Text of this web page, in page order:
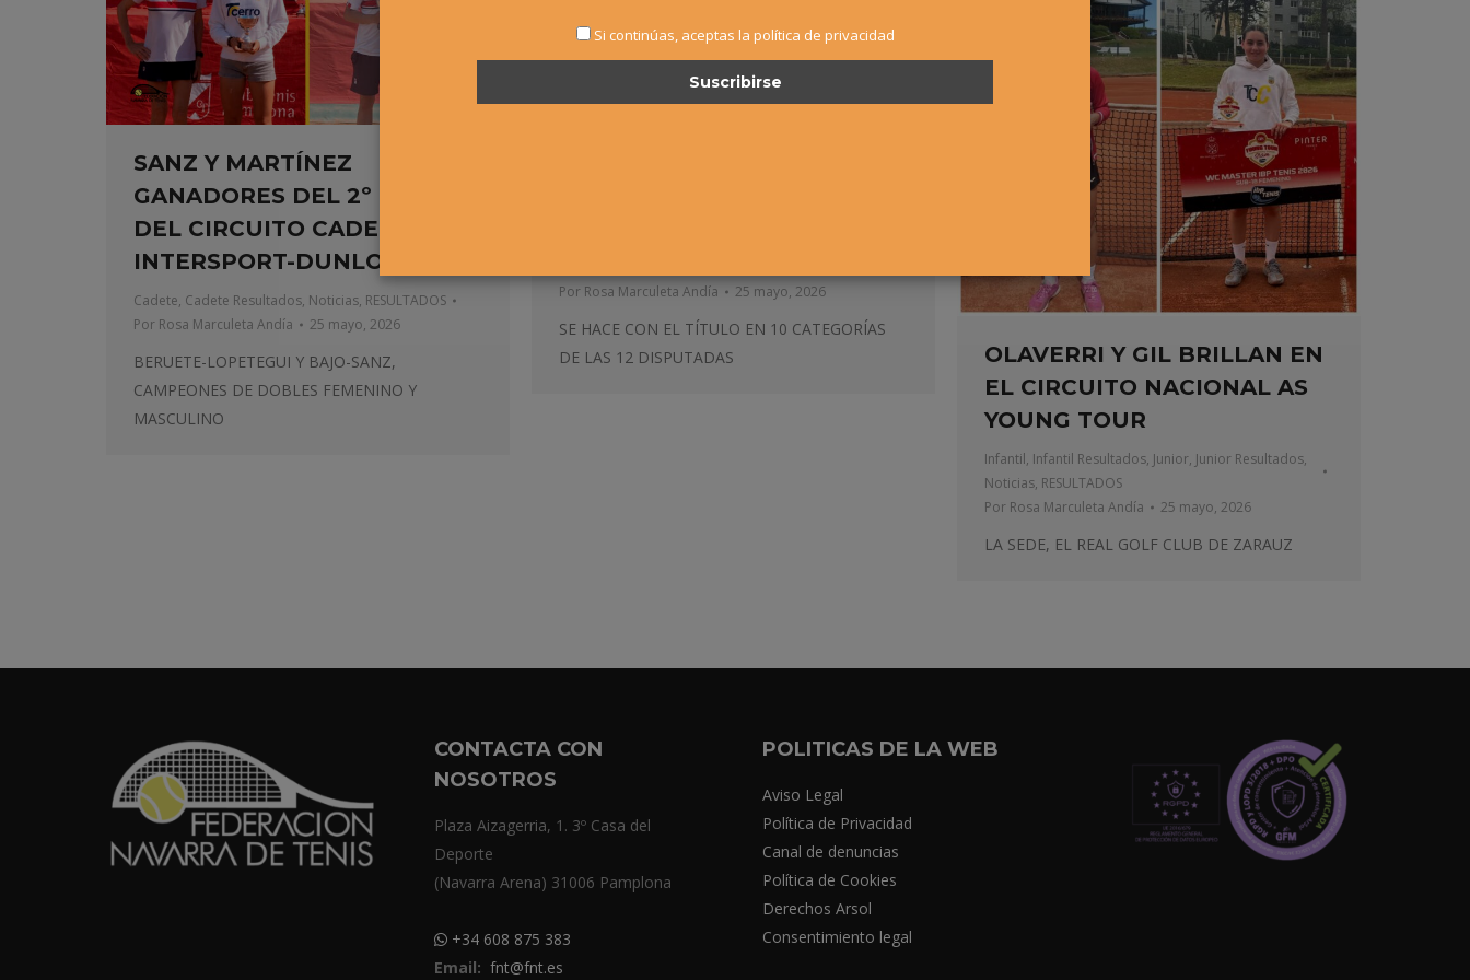
SANZ Y MARTÍNEZ
GANADORES DEL 2º TORNEO
DEL CIRCUITO CADETE
INTERSPORT-DUNLOP
Cadete, Cadete Resultados, Noticias, RESULTADOS
Por Rosa Marculeta Andía 25 mayo, 2026
BERUETE-LOPETEGUI Y BAJO-SANZ,
CAMPEONES DE DOBLES FEMENINO Y
MASCULINO
Por Rosa Marculeta Andía 25 mayo, 2026
SE HACE CON EL TÍTULO EN 10 CATEGORÍAS
DE LAS 12 DISPUTADAS
OLAVERRI Y GIL BRILLAN EN
EL CIRCUITO NACIONAL AS
YOUNG TOUR
Infantil, Infantil Resultados, Junior, Junior Resultados,
Noticias, RESULTADOS
Por Rosa Marculeta Andía 25 mayo, 2026
LA SEDE, EL REAL GOLF CLUB DE ZARAUZ
CONTACTA CON
NOSOTROS
Plaza Aizagerria, 1. 3º Casa del
Deporte
(Navarra Arena) 31006 Pamplona
+34 608 875 383
Email: fnt@fnt.es
POLITICAS DE LA WEB
Aviso Legal
Política de Privacidad
Canal de denuncias
Política de Cookies
Derechos Arsol
Consentimiento legal
Si continúas, aceptas la política de privacidad